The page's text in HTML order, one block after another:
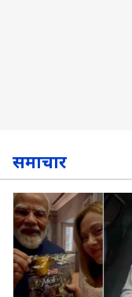
समाचार